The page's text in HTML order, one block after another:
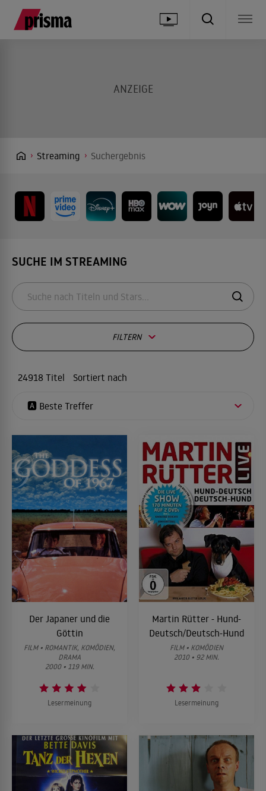
Streaming Suchergebnis
SUCHE IM STREAMING
FILTERN
24918 Titel Sortiert nach
🅰️ Beste Treffer
Der Japaner und die
Göttin
FILM • ROMANTIK, KOMÖDIEN,
DRAMA
2000 • 119 MIN.
Lesermeinung
Martin Rütter - Hund-
Deutsch/Deutsch-Hund
FILM • KOMÖDIEN
2010 • 92 MIN.
Lesermeinung